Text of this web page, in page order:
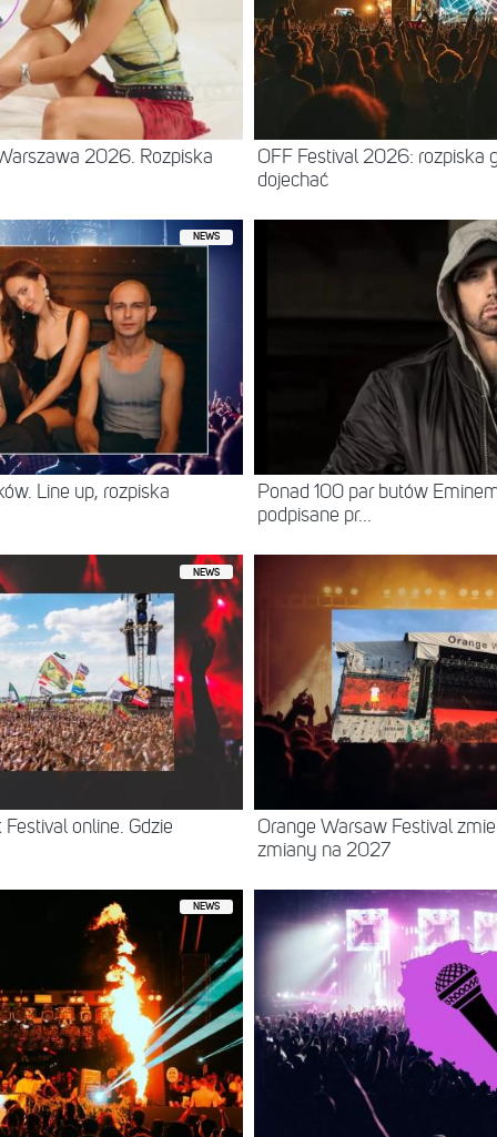
2026. Rozpiska
OFF Festival 2026: rozpiska
dojechać
NEWS
Line up, rozpiska
Ponad 100 par butów
podpisane pr...
NEWS
online. Gdzie
Orange Warsaw Festival
zmiany na 2027
NEWS